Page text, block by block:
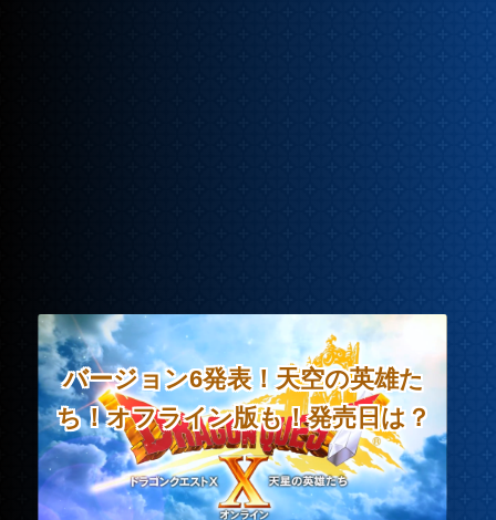
バージョン6発表！天空の英雄た
ち！オフライン版も！発売日は？